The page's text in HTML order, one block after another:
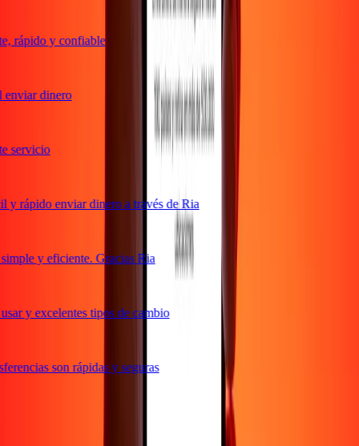
rápido y confiable
dinero
rápido enviar dinero a través de Ria
y eficiente. Gracias Ria
y excelentes tipos de cambio
son rápidas y seguras